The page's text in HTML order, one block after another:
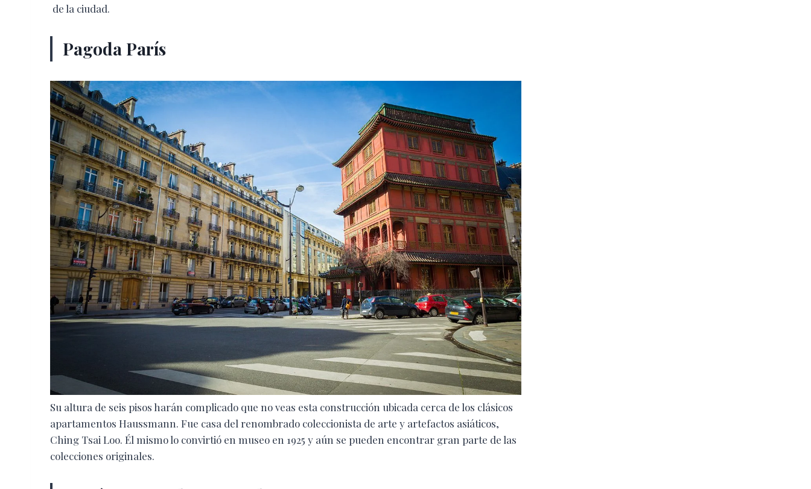
de la ciudad.
Pagoda París
Su altura de seis pisos harán complicado que no veas esta construcción ubicada cerca de los clásicos
apartamentos Haussmann. Fue casa del renombrado coleccionista de arte y artefactos asiáticos,
Ching Tsai Loo. Él mismo lo convirtió en museo en 1925 y aún se pueden encontrar gran parte de las
colecciones originales.